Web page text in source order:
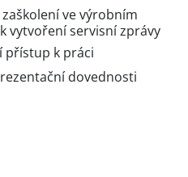
ve výrobním
vytvoření servisní zprávy
přístup k práci
dovednosti